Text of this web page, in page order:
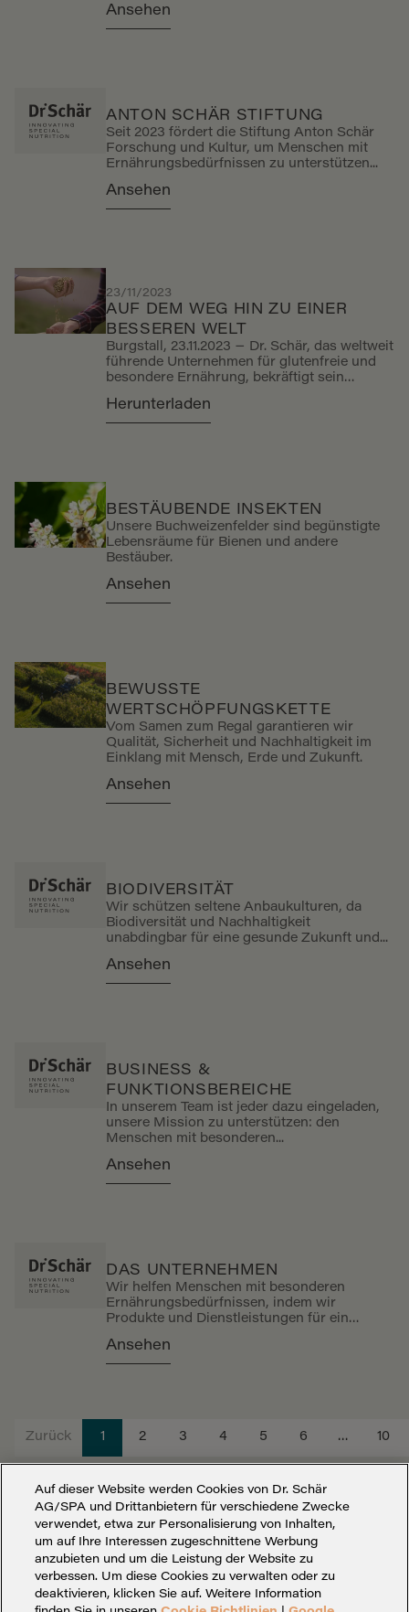
Österreich, als auch in unserem Büro in
Lyon, Frankreich. Zwei unterschiedliche
angenehmer zu gestalten.
Ansehen
ANTON SCHÄR STIFTUNG
Seit 2023 fördert die Stiftung Anton Schär
Forschung und Kultur, um Menschen mit
Ernährungsbedürfnissen zu unterstützen...
Ansehen
23/11/2023
AUF DEM WEG HIN ZU EINER
BESSEREN WELT
Burgstall, 23.11.2023 − Dr. Schär, das weltweit
führende Unternehmen für glutenfreie und
besondere Ernährung, bekräftigt sein
nachhaltige Ernährung. Vier strategische
Säulen stützen das Südtiroler Unternehmen
Reduzierung der CO2-Emissionen und
Unterstützung von Vielfalt und
Gleichstellung. In seinem heute
veröffentlichten Nachhaltigkeitsbericht stellt
Dr. Schär die Projekte und Ergebnisse für
den Zweijahreszeitraum 2021-2022 vor.
Herunterladen
BESTÄUBENDE INSEKTEN
Unsere Buchweizenfelder sind begünstigte
Lebensräume für Bienen und andere
Bestäuber.
Ansehen
BEWUSSTE
WERTSCHÖPFUNGSKETTE
Vom Samen zum Regal garantieren wir
Qualität, Sicherheit und Nachhaltigkeit im
Einklang mit Mensch, Erde und Zukunft.
Ansehen
BIODIVERSITÄT
Wir schützen seltene Anbaukulturen, da
Biodiversität und Nachhaltigkeit
unabdingbar für eine gesunde Zukunft und...
Ansehen
BUSINESS &
FUNKTIONSBEREICHE
In unserem Team ist jeder dazu eingeladen,
unsere Mission zu unterstützen: den
Menschen mit besonderen...
Ansehen
DAS UNTERNEHMEN
Wir helfen Menschen mit besonderen
Ernährungsbedürfnissen, indem wir
Produkte und Dienstleistungen für ein
Ansehen
Zurück 1 2 3 4 5 6 … 10
Auf dieser Website werden Cookies von Dr. Schär
AG/SPA und Drittanbietern für verschiedene Zwecke
verwendet, etwa zur Personalisierung von Inhalten,
um auf Ihre Interessen zugeschnittene Werbung
anzubieten und um die Leistung der Website zu
verbessen. Um diese Cookies zu verwalten oder zu
deaktivieren, klicken Sie auf. Weitere Information